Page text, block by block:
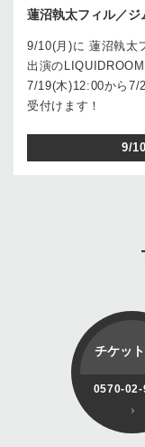
蓮沼執太フィル／ジ
9/10(月)に 蓮沼執太
出演の
7/19(木)12:00から7/
受付けます！
9/
チケッ
0570-02-